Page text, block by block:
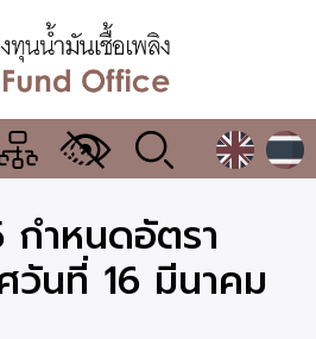
เมนู
เปลี่ยน
แสดง
ผล
ำหนดอัตรา
วันที่ 16 มีนาคม